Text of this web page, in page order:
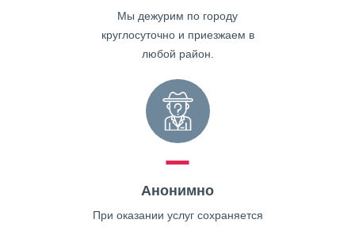
Мы дежурим по городу
круглосуточно и приезжаем в
любой район.
Анонимно
При оказании услуг сохраняется